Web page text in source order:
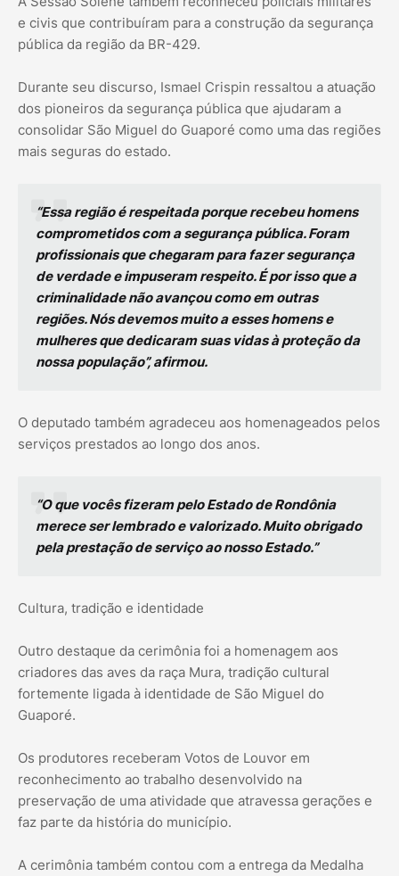
e civis que contribuíram para a construção da segurança
pública da região da BR-429.
Durante seu discurso, Ismael Crispin ressaltou a atuação
dos pioneiros da segurança pública que ajudaram a
consolidar São Miguel do Guaporé como uma das regiões
mais seguras do estado.
“Essa região é respeitada porque recebeu homens
comprometidos com a segurança pública. Foram
profissionais que chegaram para fazer segurança
de verdade e impuseram respeito. É por isso que a
criminalidade não avançou como em outras
regiões. Nós devemos muito a esses homens e
mulheres que dedicaram suas vidas à proteção da
nossa população”, afirmou.
O deputado também agradeceu aos homenageados pelos
serviços prestados ao longo dos anos.
“O que vocês fizeram pelo Estado de Rondônia
merece ser lembrado e valorizado. Muito obrigado
pela prestação de serviço ao nosso Estado.”
Cultura, tradição e identidade
Outro destaque da cerimônia foi a homenagem aos
criadores das aves da raça Mura, tradição cultural
fortemente ligada à identidade de São Miguel do
Guaporé.
Os produtores receberam Votos de Louvor em
reconhecimento ao trabalho desenvolvido na
preservação de uma atividade que atravessa gerações e
faz parte da história do município.
A cerimônia também contou com a entrega da Medalha